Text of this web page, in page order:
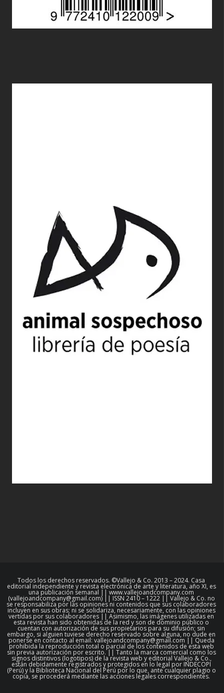
Todos los derechos reservados. ©Vallejo & Co. 2013 – 2024. Casa
editorial independiente y revista electrónica de arte y literatura, año XI, es
una publicación semanal || www.vallejoandcompany.com
(vallejoandcompany@gmail.com) || ISSN 2410 – 1222 || Vallejo & Co. no
se responsabiliza por las opiniones ni contenidos que sus colaboradores
incluyen en sus obras; ni se solidariza, necesariamente, con las opiniones
vertidas por sus colaboradores || Asimismo, las imágenes utilizadas en
esta revista han sido obtenidas de la red y son de dominio público o
cuentan con autorización de sus propietarios para su difusión; sin
embargo, si alguien tuviese derecho reservado sobre alguna, no dude en
ponerse en contacto al email: vallejoandcompany@gmail.com || Queda
prohibida la reproducción total o parcial de los contenidos de esta web
sin previa autorización por escrito. || Tanto la marca comercial como los
signos distintivos (logotipos) de la revista web y editorial Vallejo & Co.,
están debidamente registrados y protegidos en lo legal por INDECOPI
(Perú) y la Biblioteca Nacional del Perú por lo que, ante cualquier plagio o
copia, se procederá mediante las acciones legales correspondientes.